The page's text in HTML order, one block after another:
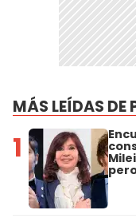
MÁS LEÍDAS DE
1